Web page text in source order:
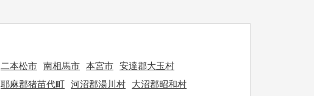
二本松市 南相馬市 本宮市 安達郡大玉村
耶麻郡猪苗代町 河沼郡湯川村
大沼郡昭和村